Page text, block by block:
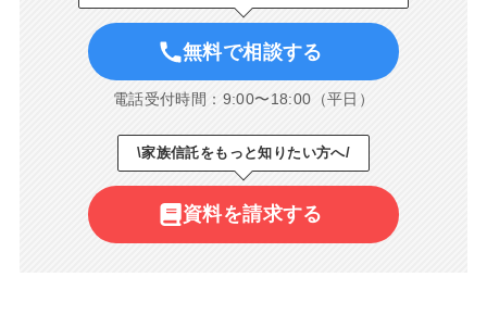
無料で相談する
電話受付時間：9:00〜18:00（平日）
\家族信託をもっと知りたい方へ/
資料を請求する